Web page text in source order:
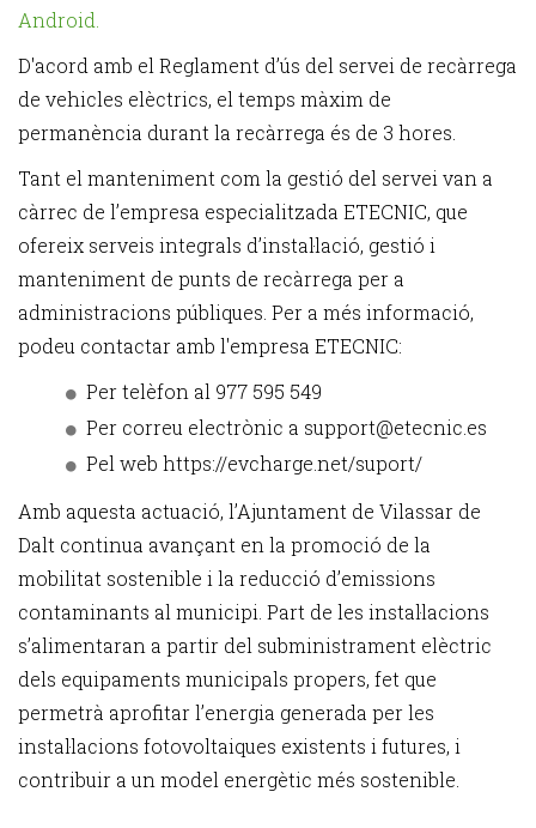
Android.
D'acord amb el Reglament d’ús del servei de recàrrega
de vehicles elèctrics, el temps màxim de
permanència durant la recàrrega és de 3 hores.
Tant el manteniment com la gestió del servei van a
càrrec de l’empresa especialitzada ETECNIC, que
ofereix serveis integrals d’instal·lació, gestió i
manteniment de punts de recàrrega per a
administracions públiques. Per a més informació,
podeu contactar amb l'empresa ETECNIC:
Per telèfon al 977 595 549
Per correu electrònic a support@etecnic.es
Pel web https://evcharge.net/suport/
Amb aquesta actuació, l’Ajuntament de Vilassar de
Dalt continua avançant en la promoció de la
mobilitat sostenible i la reducció d’emissions
contaminants al municipi. Part de les instal·lacions
s’alimentaran a partir del subministrament elèctric
dels equipaments municipals propers, fet que
permetrà aprofitar l’energia generada per les
instal·lacions fotovoltaiques existents i futures, i
contribuir a un model energètic més sostenible.